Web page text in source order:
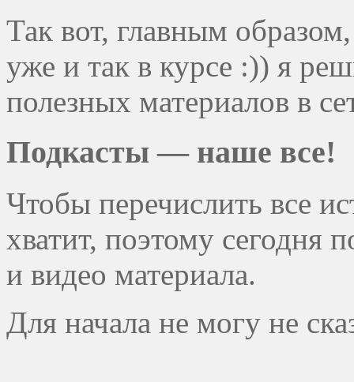
Так вот, главным
уже и так в курсе :)) я
полезных материалов в
Подкасты — наше все!
Чтобы перечислить все
хватит, поэтому сегодня
и видео материала.
Для начала не могу не